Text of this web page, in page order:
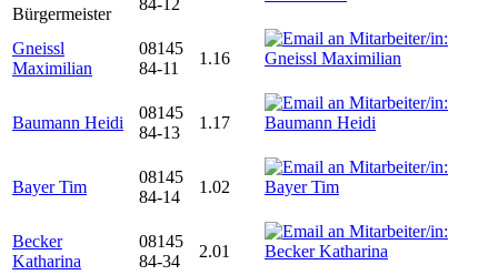
Bürgermeister
84-12
Gneissl
Maximilian
08145
84-11
1.16
Baumann Heidi
08145
84-13
1.17
Bayer Tim
08145
84-14
1.02
Becker
Katharina
08145
84-34
2.01